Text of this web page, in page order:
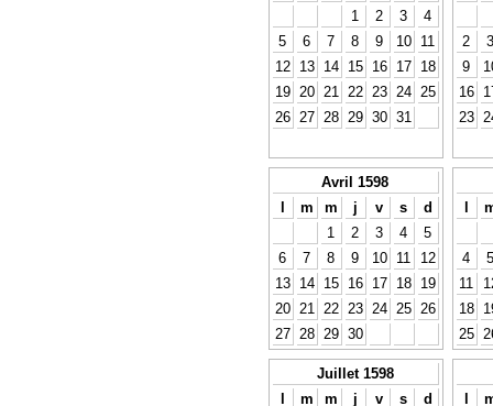
1
2 3
4
5
6 7 8 9 10
11
12
13 14 15 16 17
18
19
20 21 22 23 24
25
26
27 28 29 30 31
2
3
9
16
23
Avril 1598
l
m m j v s
d
1
2 3 4
5
6
7 8 9 10 11
12
13
14 15 16 17 18
19
20
21 22 23 24 25
26
27
28 29 30
l
4
5
11
18
25
Juillet 1598
l
m m j v s
d
l